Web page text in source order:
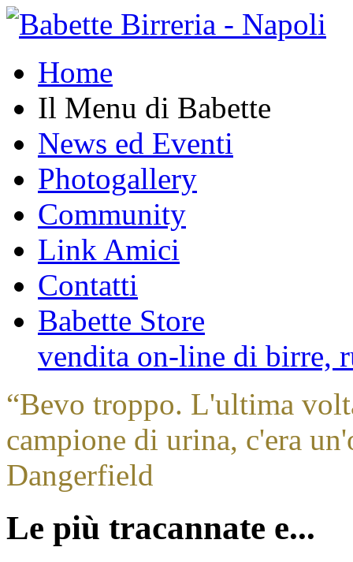
Home
Il Menu di Babette
News ed Eventi
Photogallery
Community
Link Amici
Contatti
Babette Store
vendita on-line di birre,
“Bevo troppo. L'ultima
campione di urina, c'era
Dangerfield
Le più tracannate e...